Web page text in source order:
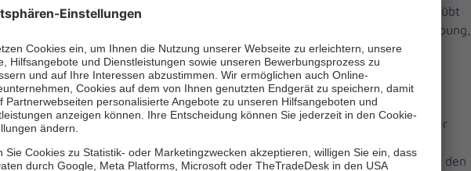
werden zentrale Maßnahmen wiederholt, geübt
und vertieft: stabile Seitenlage, Wiederbelebung,
das Verhalten am Notfallort, der Einsatz von
Verbandmaterial und das Erkennen
lebensbedrohlicher Zustände. Im Mittelpunkt
stehen praktische Übungen, realitätsnahe
Fallbeispiele und das sichere Beherrschen der
Trainerinnen und Trainer begleiten Sie durch den